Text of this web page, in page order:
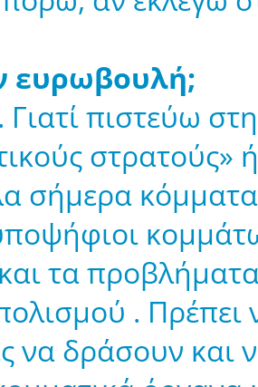
ευρωβουλή;
πιστεύω
στρατούς»
κόμματα
τα
. Πρέπει
να δράσουν και